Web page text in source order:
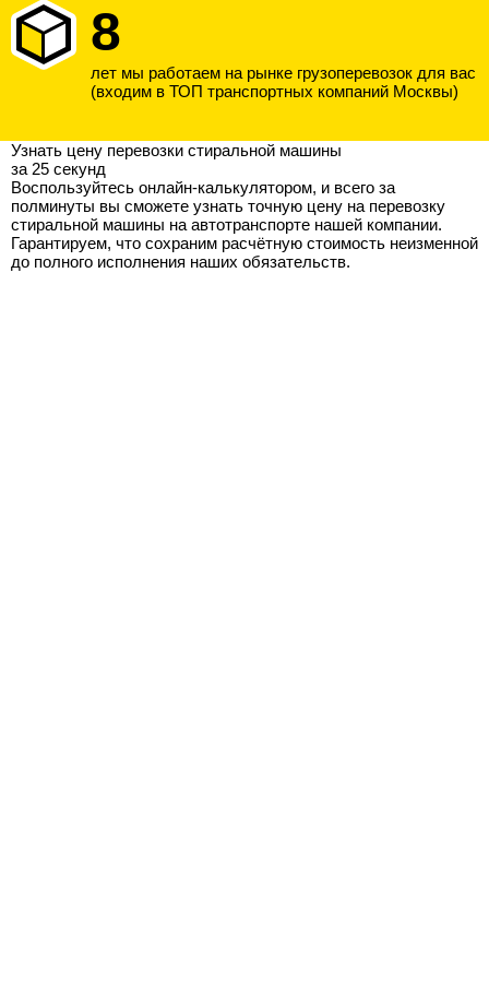
8
лет мы работаем на рынке грузоперевозок для вас
(входим в ТОП транспортных компаний Москвы)
Узнать цену перевозки стиральной машины
за 25 секунд
Воспользуйтесь онлайн-калькулятором, и всего за
полминуты вы сможете узнать точную цену на перевозку
стиральной машины на автотранспорте нашей компании.
Гарантируем, что сохраним расчётную стоимость неизменной
до полного исполнения наших обязательств.